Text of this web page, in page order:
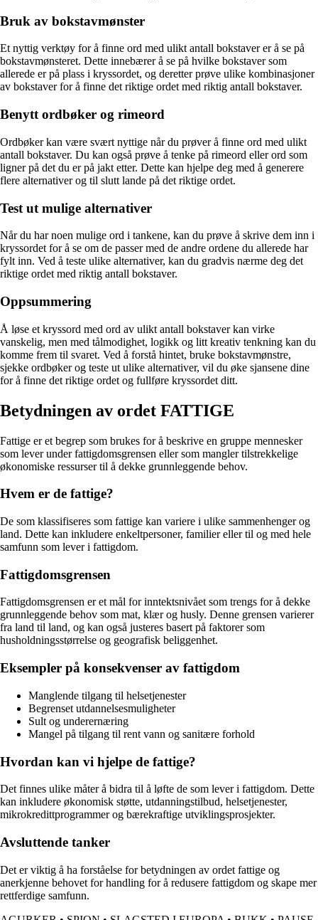
Bruk av bokstavmønster
Et nyttig verktøy for å finne ord med ulikt antall bokstaver er å se på
bokstavmønsteret. Dette innebærer å se på hvilke bokstaver som
allerede er på plass i kryssordet, og deretter prøve ulike kombinasjoner
av bokstaver for å finne det riktige ordet med riktig antall bokstaver.
Benytt ordbøker og rimeord
Ordbøker kan være svært nyttige når du prøver å finne ord med ulikt
antall bokstaver. Du kan også prøve å tenke på rimeord eller ord som
ligner på det du er på jakt etter. Dette kan hjelpe deg med å generere
flere alternativer og til slutt lande på det riktige ordet.
Test ut mulige alternativer
Når du har noen mulige ord i tankene, kan du prøve å skrive dem inn i
kryssordet for å se om de passer med de andre ordene du allerede har
fylt inn. Ved å teste ulike alternativer, kan du gradvis nærme deg det
riktige ordet med riktig antall bokstaver.
Oppsummering
Å løse et kryssord med ord av ulikt antall bokstaver kan virke
vanskelig, men med tålmodighet, logikk og litt kreativ tenkning kan du
komme frem til svaret. Ved å forstå hintet, bruke bokstavmønstre,
sjekke ordbøker og teste ut ulike alternativer, vil du øke sjansene dine
for å finne det riktige ordet og fullføre kryssordet ditt.
Betydningen av ordet FATTIGE
Fattige er et begrep som brukes for å beskrive en gruppe mennesker
som lever under fattigdomsgrensen eller som mangler tilstrekkelige
økonomiske ressurser til å dekke grunnleggende behov.
Hvem er de fattige?
De som klassifiseres som fattige kan variere i ulike sammenhenger og
land. Dette kan inkludere enkeltpersoner, familier eller til og med hele
samfunn som lever i fattigdom.
Fattigdomsgrensen
Fattigdomsgrensen er et mål for inntektsnivået som trengs for å dekke
grunnleggende behov som mat, klær og husly. Denne grensen varierer
fra land til land, og kan også justeres basert på faktorer som
husholdningsstørrelse og geografisk beliggenhet.
Eksempler på konsekvenser av fattigdom
Manglende tilgang til helsetjenester
Begrenset utdannelsesmuligheter
Sult og underernæring
Mangel på tilgang til rent vann og sanitære forhold
Hvordan kan vi hjelpe de fattige?
Det finnes ulike måter å bidra til å løfte de som lever i fattigdom. Dette
kan inkludere økonomisk støtte, utdanningstilbud, helsetjenester,
mikrokredittprogrammer og bærekraftige utviklingsprosjekter.
Avsluttende tanker
Det er viktig å ha forståelse for betydningen av ordet fattige og
anerkjenne behovet for handling for å redusere fattigdom og skape mer
rettferdige samfunn.